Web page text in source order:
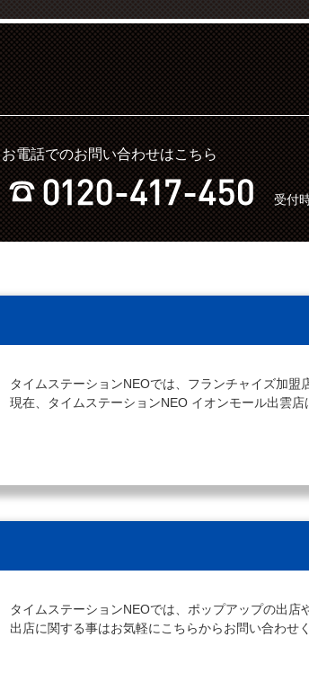
お電話でのお問い合わせはこちら
受付
タイムステーションNEOでは、フランチャイズ加盟
現在、タイムステーションNEO イオンモール出雲
タイムステーションNEOでは、ポップアップの出店
出店に関する事はお気軽にこちらからお問い合わせく